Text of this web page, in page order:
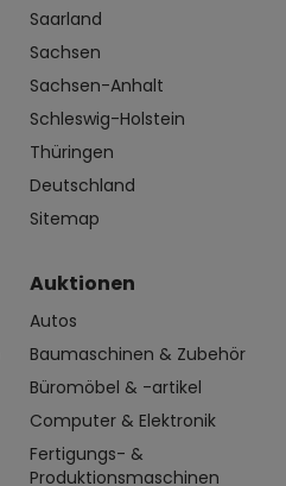
Saarland
Sachsen
Sachsen-Anhalt
Schleswig-Holstein
Thüringen
Deutschland
Sitemap
Auktionen
Autos
Baumaschinen & Zubehör
Büromöbel & -artikel
Computer & Elektronik
Fertigungs- &
Produktionsmaschinen